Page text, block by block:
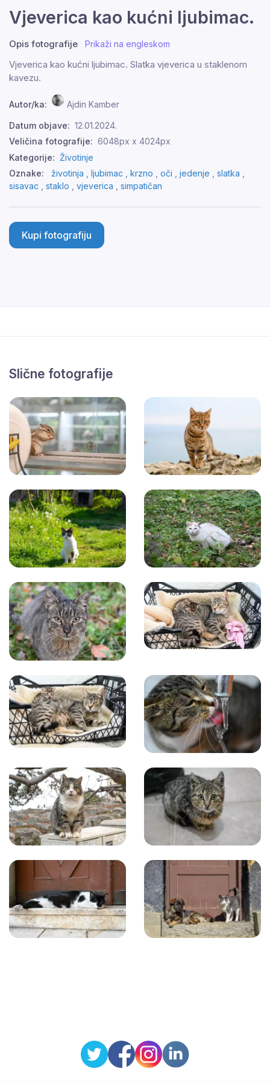
Vjeverica kao kućni ljubimac.
Opis fotografije Prikaži na engleskom
Vjeverica kao kućni ljubimac. Slatka vjeverica u staklenom
kavezu.
Autor/ka: Ajdin Kamber
Datum objave: 12.01.2024.
Veličina fotografije: 6048px x 4024px
Kategorije: Životinje
Oznake:
životinja ljubimac krzno oči jedenje slatka
sisavac
staklo vjeverica simpatičan
Kupi fotografiju
Slične fotografije